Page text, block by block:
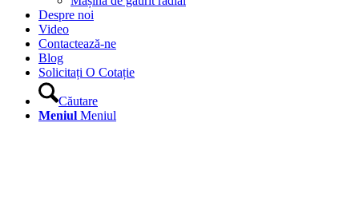
Despre noi
Video
Contactează-ne
Blog
Solicitați O Cotație
Căutare
Meniul Meniul